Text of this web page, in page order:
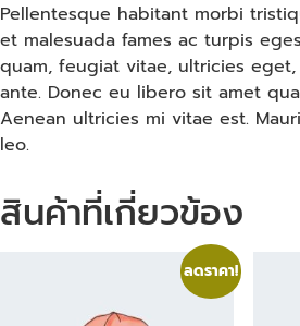
Pellentesque habitant morbi
et malesuada fames ac turpis
quam, feugiat vitae, ultricies
ante. Donec eu libero sit amet
Aenean ultricies mi vitae est.
leo.
สินค้าที่เกี่ยวข้อง
ลดราคา!